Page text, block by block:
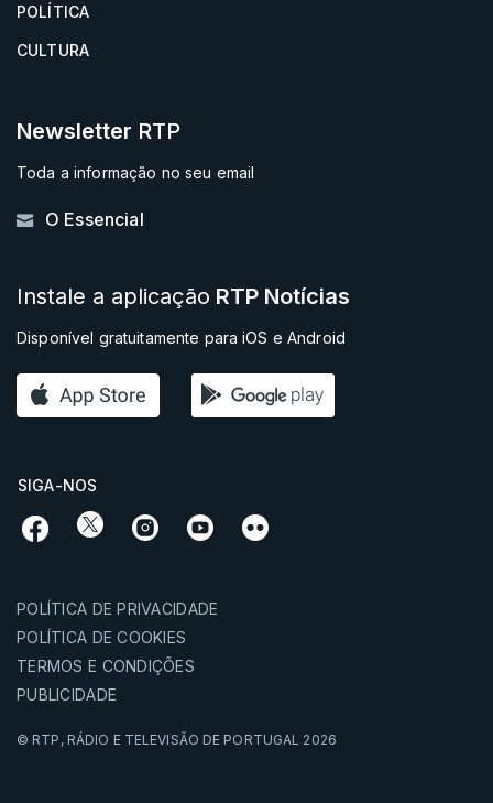
POLÍTICA
CULTURA
Newsletter RTP
Toda a informação no seu email
O Essencial
Instale a aplicação RTP Notícias
Disponível gratuitamente para iOS e Android
SIGA-NOS
POLÍTICA DE PRIVACIDADE
POLÍTICA DE COOKIES
TERMOS E CONDIÇÕES
PUBLICIDADE
© RTP, RÁDIO E TELEVISÃO DE PORTUGAL 2026